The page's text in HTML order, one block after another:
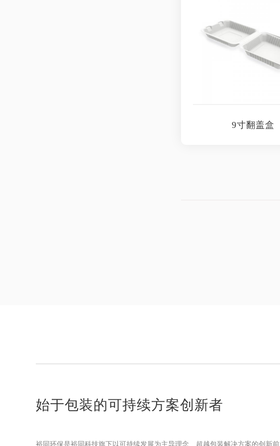
9寸翻盖盒
始于包装的可持续方案创新者
裕同环保是裕同科技旗下以可持续发展为主导理念、超越包装解决方案的创新前